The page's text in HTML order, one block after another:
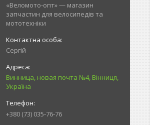
«Веломото-опт» — магазин
запчастин для велосипедів та
мототехніки
Сергій
Винница, новая почта №4, Вінниця,
Україна
+380 (73) 035-76-76